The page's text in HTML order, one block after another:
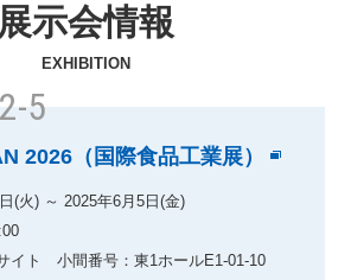
展示会情報
EXHIBITION
5
2026（国際食品工業展）
(火) ～ 2025年6月5日(金)
イト 小間番号：東1ホールE1-01-10